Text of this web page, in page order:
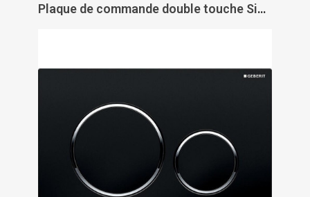
Plaque de commande double touche Sigma 20 - GEBERIT